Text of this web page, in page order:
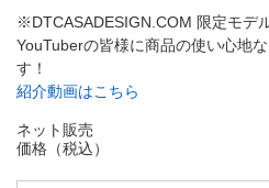
※DTCASADESIGN.COM 限定モデ
YouTuberの皆様に商品の使い心地
す！
紹介動画はこちら
ネット販売
価格（税込）